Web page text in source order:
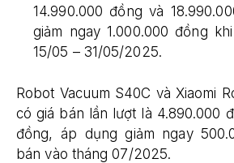
14.990.000 đồng và
giảm ngay 1.000.000 đồng
15/05 – 31/05/2025.
Robot Vacuum S40C và Xiaomi
có giá bán lần lượt là 4.890.000
đồng, áp dụng giảm ngay
bán vào tháng 07/2025.